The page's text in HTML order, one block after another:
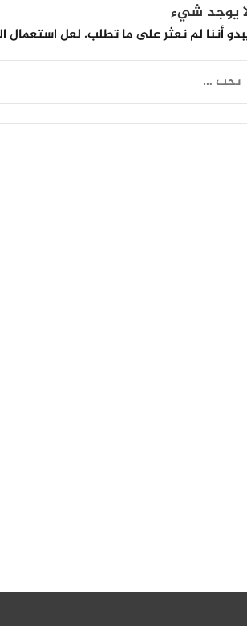
يوجد شيء
أننا لم نعثر على ما تطلب. لعل استعمال